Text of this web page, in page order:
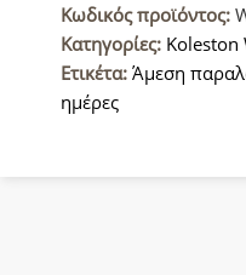
Κατάξανθο
Σαντρέ
ποσότητα
Κωδικός προϊόντος:
Κατηγορίες: Koleston
Ετικέτα: Άμεση
ημέρες